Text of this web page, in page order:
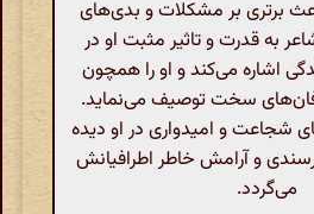
برتری بر مشکلات و بدی‌های
به قدرت و تاثیر مثبت او در
اشاره می‌کند و او را همچون
سخت توصیف می‌نماید.
و امیدواری در او دیده
و آرامش خاطر اطرافیانش
می‌گردد.